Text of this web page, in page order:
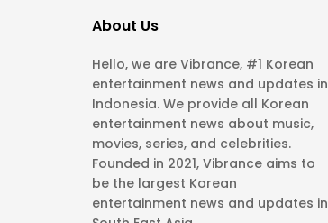
About Us
Hello, we are Vibrance, #1 Korean
entertainment news and updates in
Indonesia. We provide all Korean
entertainment news about music,
movies, series, and celebrities.
Founded in 2021, Vibrance aims to
be the largest Korean
entertainment news and updates in